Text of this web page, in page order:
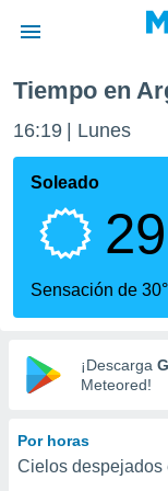
de
ha sido
calidad.
a este
las
y
digital
basada
Tiempo en
16:19 Lunes
Soleado
Sensación de 30°
¡Descarga
Meteored!
Por horas
Cielos despejados